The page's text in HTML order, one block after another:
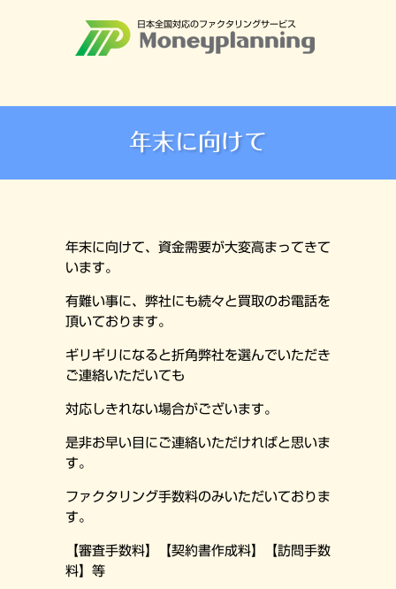
日本全国対応のファクタリングサービス
年末に向けて
年末に向けて、資金需要が大変高まってきて
います。
有難い事に、弊社にも続々と買取のお電話を
頂いております。
ギリギリになると折角弊社を選んでいただき
ご連絡いただいても
対応しきれない場合がございます。
是非お早い目にご連絡いただければと思いま
す。
ファクタリング手数料のみいただいておりま
す。
【審査手数料】【契約書作成料】【訪問手数
料】等